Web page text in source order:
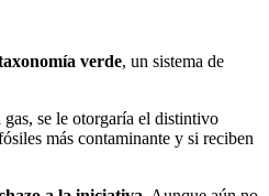
verde, un sistema de
gas, se le otorgaría el distintivo
más contaminante y si reciben